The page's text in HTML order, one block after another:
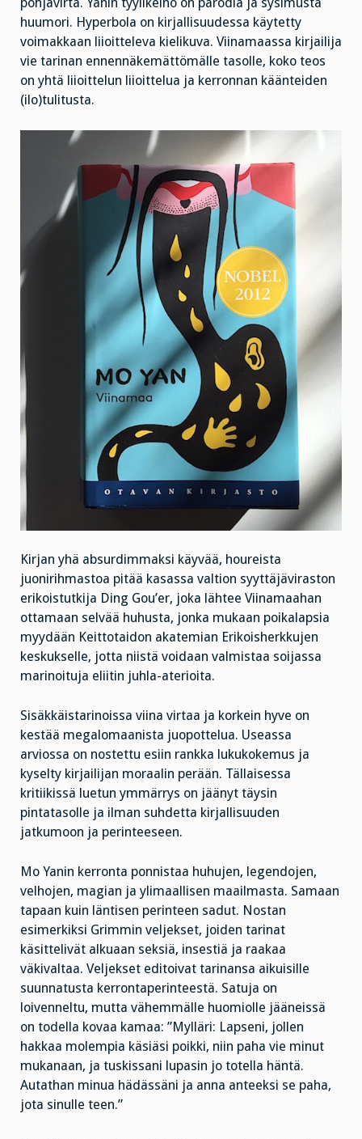
pohjavirta. Yanin tyylikeino on parodia ja sysimusta
huumori. Hyperbola on kirjallisuudessa käytetty
voimakkaan liioitteleva kielikuva. Viinamaassa kirjailija
vie tarinan ennennäkemättömälle tasolle, koko teos
on yhtä liioittelun liioittelua ja kerronnan käänteiden
(ilo)tulitusta.
Kirjan yhä absurdimmaksi käyvää, houreista
juonirihmastoa pitää kasassa valtion syyttäjäviraston
erikoistutkija Ding Gou’er, joka lähtee Viinamaahan
ottamaan selvää huhusta, jonka mukaan poikalapsia
myydään Keittotaidon akatemian Erikoisherkkujen
keskukselle, jotta niistä voidaan valmistaa soijassa
marinoituja eliitin juhla-aterioita.
Sisäkkäistarinoissa viina virtaa ja korkein hyve on
kestää megalomaanista juopottelua. Useassa
arviossa on nostettu esiin rankka lukukokemus ja
kyselty kirjailijan moraalin perään. Tällaisessa
kritiikissä luetun ymmärrys on jäänyt täysin
pintatasolle ja ilman suhdetta kirjallisuuden
jatkumoon ja perinteeseen.
Mo Yanin kerronta ponnistaa huhujen, legendojen,
velhojen, magian ja ylimaallisen maailmasta. Samaan
tapaan kuin läntisen perinteen sadut. Nostan
esimerkiksi Grimmin veljekset, joiden tarinat
käsittelivät alkuaan seksiä, insestiä ja raakaa
väkivaltaa. Veljekset editoivat tarinansa aikuisille
suunnatusta kerrontaperinteestä. Satuja on
loivenneltu, mutta vähemmälle huomiolle jääneissä
on todella kovaa kamaa: ”Mylläri: Lapseni, jollen
hakkaa molempia käsiäsi poikki, niin paha vie minut
mukanaan, ja tuskissani lupasin jo totella häntä.
Autathan minua hädässäni ja anna anteeksi se paha,
jota sinulle teen.”